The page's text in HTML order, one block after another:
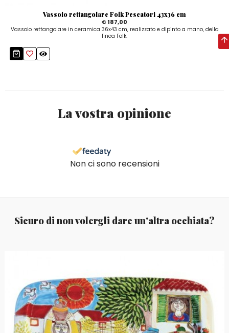
Vassoio rettangolare Folk Pescatori 43x36 cm
€ 187,00
Vassoio rettangolare in ceramica 36x43 cm, realizzato e dipinto a mano, della
linea Folk.
La vostra opinione
Non ci sono recensioni
Sicuro di non volergli dare un'altra occhiata?